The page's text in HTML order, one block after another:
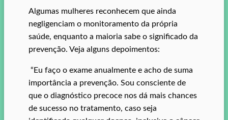
Algumas mulheres reconhecem que ainda
negligenciam o monitoramento da própria
saúde, enquanto a maioria sabe o significado da
prevenção. Veja alguns depoimentos:
“Eu faço o exame anualmente e acho de suma
importância a prevenção. Sou consciente de
que o diagnóstico precoce nos dá mais chances
de sucesso no tratamento, caso seja